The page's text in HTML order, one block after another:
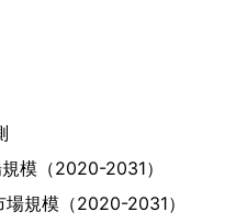
模（2020-2031）
規模（2020-2031）